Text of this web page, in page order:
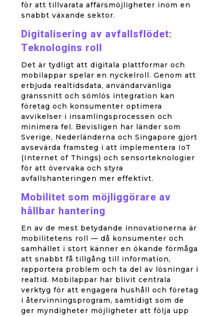
för att tillvarata affärsmöjligheter inom en
snabbt växande sektor.
Digitalisering av avfallsflödet:
Teknologins roll
Det är tydligt att digitala plattformar och
mobilappar spelar en nyckelroll. Genom att
erbjuda realtidsdata, användarvänliga
gränssnitt och sömlös integration kan
företag och konsumenter optimera
avvikelser i insamlingsprocessen och
minimera fel. Bevisligen har länder som
Sverige, Nederländerna och Singapore gjort
avsevärda framsteg i att implementera IoT
(Internet of Things) och sensorteknologier
för att övervaka och styra
avfallshanteringen mer effektivt.
Mobilitet som möjliggörare av
hållbar hantering
En av de mest betydande innovationerna är
mobilitetens roll — då konsumenter och
samhället i stort känner en ökande förmåga
att snabbt få tillgång till information,
rapportera problem och ta del av lösningar i
realtid. Mobilappar har blivit centrala
verktyg för att engagera hushåll och företag
i återvinningsprogram, samtidigt som de
ger myndigheter möjligheter att följa upp